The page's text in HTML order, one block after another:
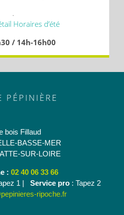
.
Horaires d’été
/ 14h-16h00
PÉPINIÈRE
bois Fillaud
BASSE-MER
SUR-LOIRE
: 02 40 06 33 66
1 | Service pro: Tapez 2
ripoche.fr